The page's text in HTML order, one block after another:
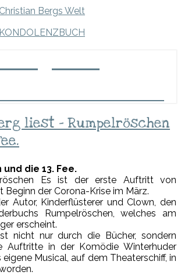
Christian Bergs Welt
liest – Rumpelröschen
die 13. Fee.
Es ist der erste Auftritt von
Beginn der Corona-Krise im März.
Autor, Kinderflüsterer und Clown, den
Rumpelröschen, welches am
erscheint.
nicht nur durch die Bücher, sondern
Auftritte in der Komödie Winterhuder
eigene Musical, auf dem Theaterschiff, in